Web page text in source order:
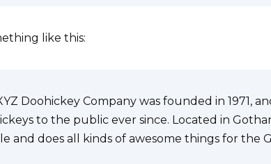
like this:
Doohickey Company was founded in 1971,
to the public ever since. Located in
and does all kinds of awesome things for the